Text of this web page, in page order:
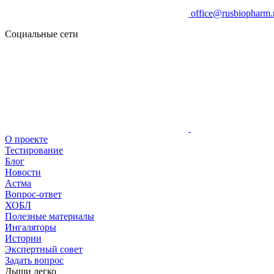
Социальные сети
О проекте
Тестирование
Блог
Новости
Астма
Вопрос-ответ
ХОБЛ
Полезные материалы
Ингаляторы
Истории
Экспертный совет
Задать вопрос
Дыши легко